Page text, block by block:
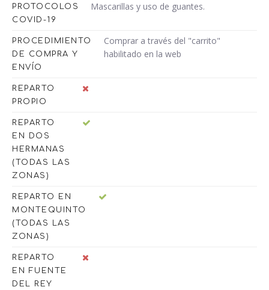
PROTOCOLOS
COVID-19
Mascarillas y uso de guantes.
PROCEDIMIENTO
DE COMPRA Y
ENVÍO
Comprar a través del "carrito"
habilitado en la web
REPARTO
PROPIO
REPARTO
EN DOS
HERMANAS
(TODAS LAS
ZONAS)
REPARTO EN
MONTEQUINTO
(TODAS LAS
ZONAS)
REPARTO
EN FUENTE
DEL REY